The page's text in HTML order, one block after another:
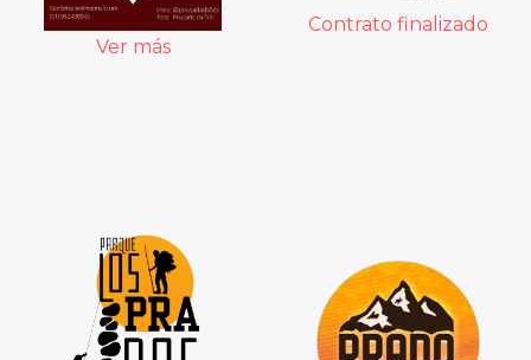
Ver más
Contrato finalizado